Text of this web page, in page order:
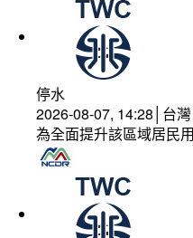
停水
2026-08-07, 14:28│台
為全面提升該區域居民